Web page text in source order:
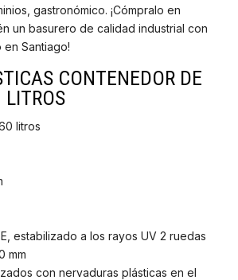
gastronómico. ¡Cómpralo en
un basurero de calidad industrial con
Santiago!
CONTENEDOR DE
litros
estabilizado a los rayos UV 2 ruedas
mm
con nervaduras plásticas en el